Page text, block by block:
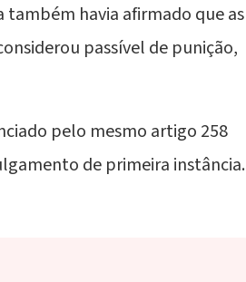
também havia afirmado que as
passível de punição,
pelo mesmo artigo 258
de primeira instância.